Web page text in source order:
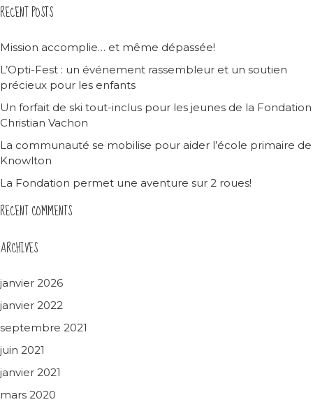
RECENT POSTS
Mission accomplie… et même dépassée!
L’Opti-Fest : un événement rassembleur et un soutien
précieux pour les enfants
Un forfait de ski tout-inclus pour les jeunes de la Fondation
Christian Vachon
La communauté se mobilise pour aider l’école primaire de
Knowlton
La Fondation permet une aventure sur 2 roues!
RECENT COMMENTS
ARCHIVES
janvier 2026
janvier 2022
septembre 2021
juin 2021
janvier 2021
mars 2020